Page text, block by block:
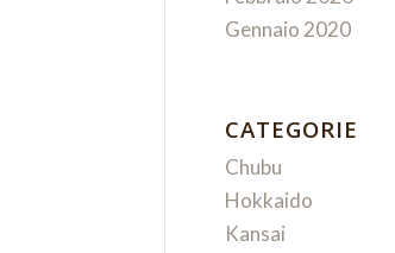
Gennaio 2020
CATEGORIE
Chubu
Hokkaido
Kansai